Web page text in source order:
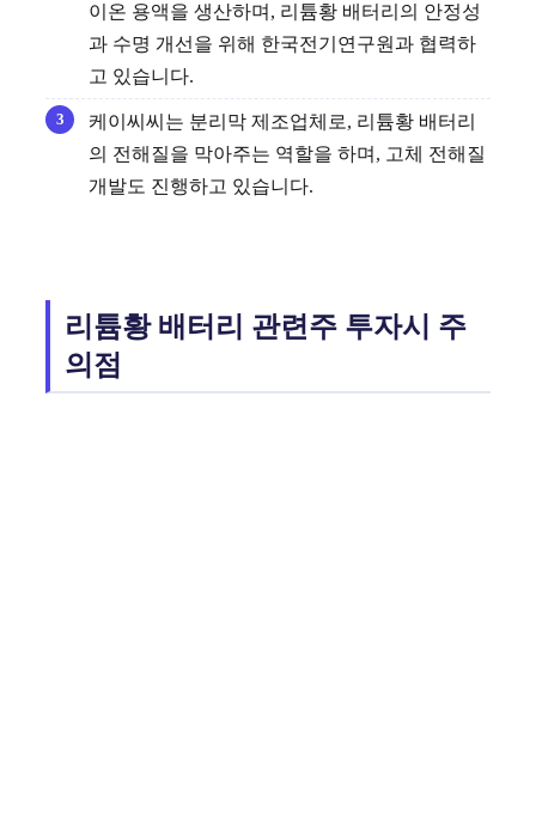
이온 용액을 생산하며, 리튬황 배터리의 안정성
과 수명 개선을 위해 한국전기연구원과 협력하
고 있습니다.
케이씨씨는 분리막 제조업체로, 리튬황 배터리
의 전해질을 막아주는 역할을 하며, 고체 전해질
개발도 진행하고 있습니다.
리튬황 배터리 관련주 투자시 주
의점